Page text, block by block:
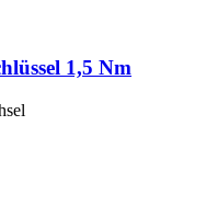
1,5 Nm